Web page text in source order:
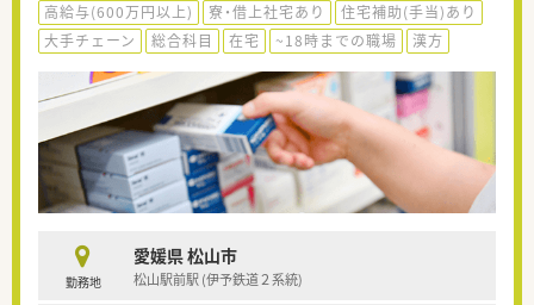
高給与(600万円以上)
寮・借上社宅あり
住宅補助(手当)あり
大手チェーン
総合科目 在宅 ~18時までの職場 漢方
勤務地
愛媛県 松山市
松山駅前駅 (伊予鉄道２系統)